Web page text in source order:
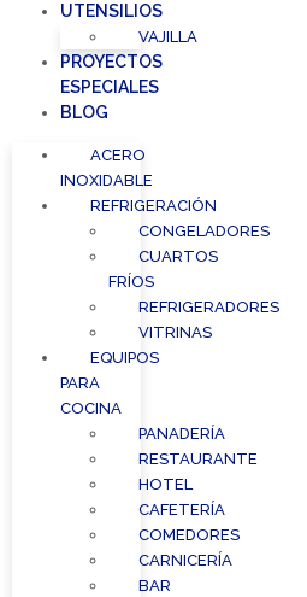
UTENSILIOS
VAJILLA
PROYECTOS
ESPECIALES
BLOG
ACERO
INOXIDABLE
REFRIGERACIÓN
CONGELADORES
CUARTOS
FRÍOS
REFRIGERADORES
VITRINAS
EQUIPOS
PARA
COCINA
PANADERÍA
RESTAURANTE
HOTEL
CAFETERÍA
COMEDORES
CARNICERÍA
BAR